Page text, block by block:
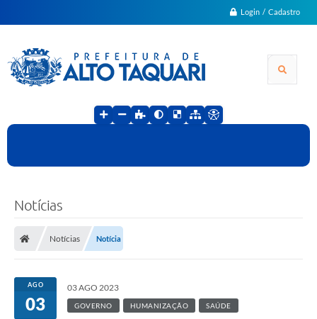
Login / Cadastro
Notícias
Notícias Notícia
AGO
03
03 AGO 2023
GOVERNO HUMANIZAÇÃO SAÚDE